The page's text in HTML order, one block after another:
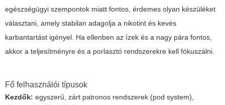
egészségügyi szempontok miatt fontos, érdemes olyan készüléket
választani, amely stabilan adagolja a nikotint és kevés
karbantartást igényel. Ha ellenben az ízek és a nagy pára fontos,
akkor a teljesítményre és a porlasztó rendszerekre kell fókuszálni.
Fő felhasználói típusok
Kezdők: egyszerű, zárt patronos rendszerek (pod system),